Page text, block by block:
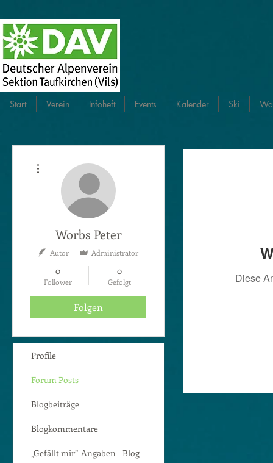
Start Verein Infoheft Events Kalender Ski
Diese
Worbs Peter
Autor Administrator
0
Follower
0
Gefolgt
Folgen
Profile
Forum Posts
Blogbeiträge
Blogkommentare
„Gefällt mir”-Angaben - Blog